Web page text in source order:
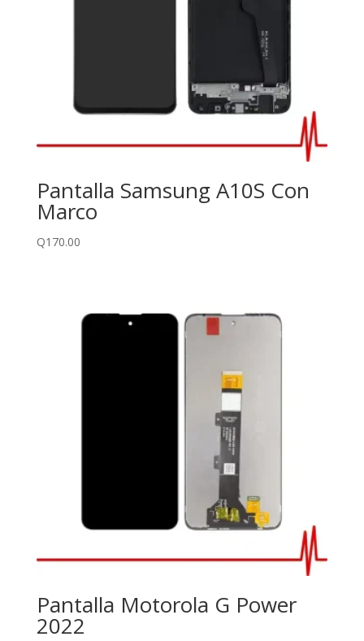
Pantalla Samsung A10S Con
Marco
Q170.00
Pantalla Motorola G Power
2022